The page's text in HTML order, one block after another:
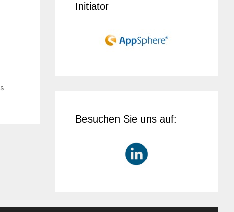
Initiator
Besuchen Sie uns auf: